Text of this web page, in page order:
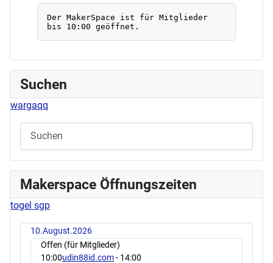
Suchen
wargaqq
Makerspace Öffnungszeiten
togel sgp
10.August.2026
Offen (für Mitglieder)
10:00udin88id.com- 14:00